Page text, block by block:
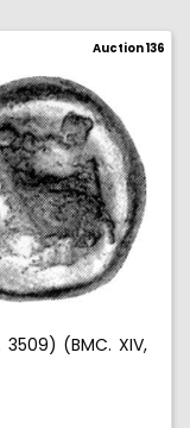
Auction 136
(BMC. XIV,